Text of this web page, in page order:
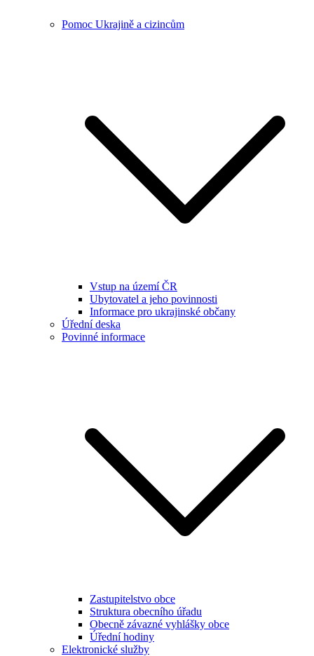
Pomoc Ukrajině a cizincům
Vstup na území ČR
Ubytovatel a jeho povinnosti
Informace pro ukrajinské občany
Úřední deska
Povinné informace
Zastupitelstvo obce
Struktura obecního úřadu
Obecně závazné vyhlášky obce
Úřední hodiny
Elektronické služby